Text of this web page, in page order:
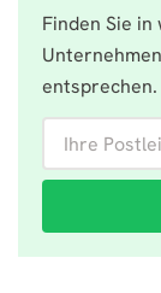
Finden Sie
entsprechen.